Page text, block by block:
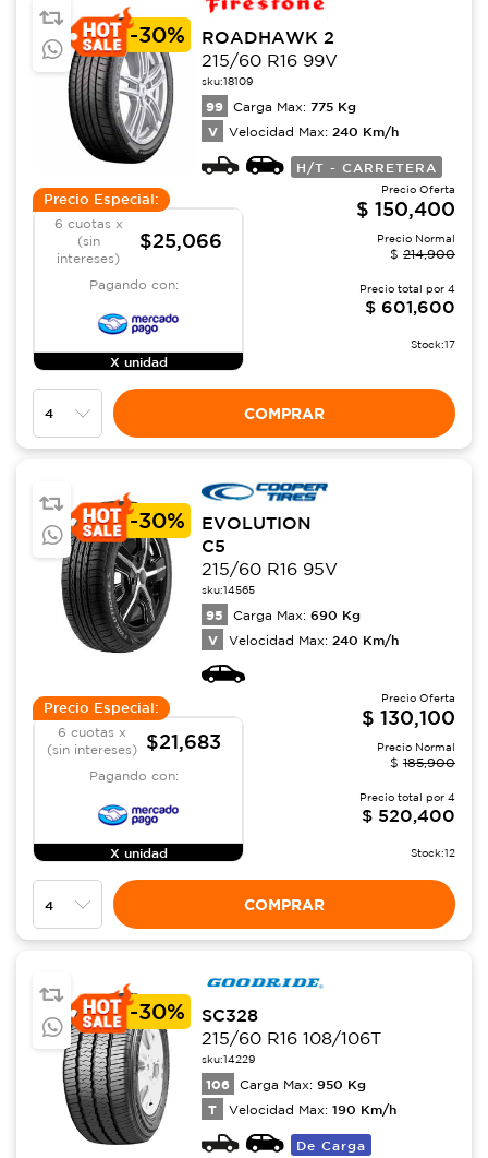
-30%
ROADHAWK 2
215/60 R16 99V
sku:18109
99 Carga Max: 775 Kg
V Velocidad Max: 240 Km/h
H/T - CARRETERA
Precio Especial:
6 cuotas x
(sin
intereses)
$25,066
Pagando con:
X unidad
Precio Oferta
$ 150,400
Precio Normal
$ 214,900
Precio total por 4
$ 601,600
Stock:17
COMPRAR
-30%
EVOLUTION
C5
215/60 R16 95V
sku:14565
95 Carga Max: 690 Kg
V Velocidad Max: 240 Km/h
Precio Especial:
6 cuotas x
(sin intereses)
$21,683
Pagando con:
X unidad
Precio Oferta
$ 130,100
Precio Normal
$ 185,900
Precio total por 4
$ 520,400
Stock:12
COMPRAR
-30%
SC328
215/60 R16 108/106T
sku:14229
106 Carga Max: 950 Kg
T Velocidad Max: 190 Km/h
De Carga